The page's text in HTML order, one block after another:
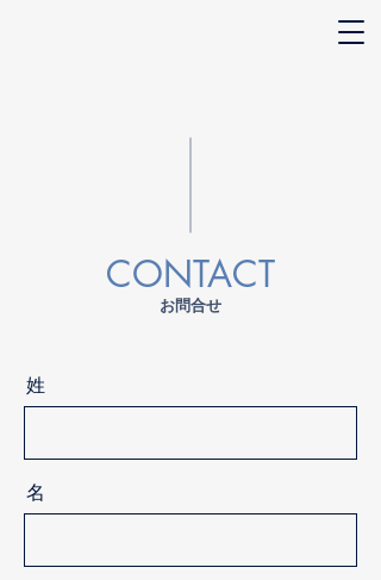
CONTACT
お問合せ
姓
名